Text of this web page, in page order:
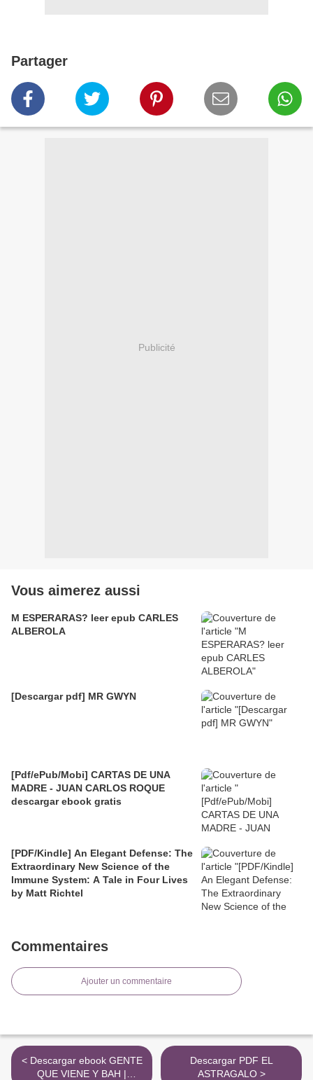
Partager
Publicité
Vous aimerez aussi
M ESPERARAS? leer epub CARLES
ALBEROLA
[Descargar pdf] MR GWYN
[Pdf/ePub/Mobi] CARTAS DE UNA
MADRE - JUAN CARLOS ROQUE
descargar ebook gratis
[PDF/Kindle] An Elegant Defense: The
Extraordinary New Science of the
Immune System: A Tale in Four Lives
by Matt Richtel
Commentaires
Ajouter un commentaire
< Descargar ebook GENTE
QUE VIENE Y BAH |
Descargar PDF EL
ASTRAGALO >